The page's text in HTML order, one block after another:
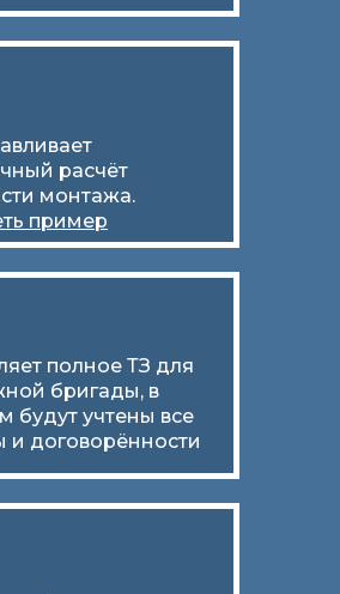
расчёт
монтажа.
пример
полное ТЗ для
бригады, в
будут учтены все
и договорённости